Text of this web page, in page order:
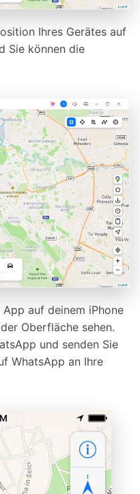
Ihres Gerätes auf
Sie können die
auf deinem iPhone
Oberfläche sehen.
und senden Sie
WhatsApp an Ihre